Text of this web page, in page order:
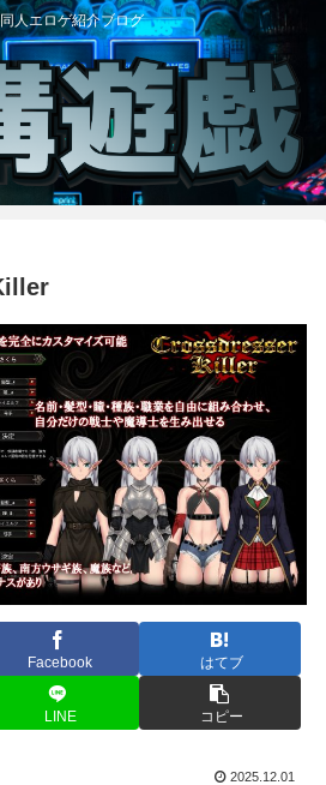
人エロゲ紹介ブログ
Facebook はてブ
LINE コピー
2025.12.01